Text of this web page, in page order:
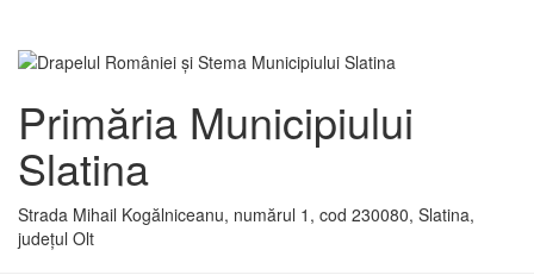
Primăria Municipiului
Slatina
Strada Mihail Kogălniceanu, numărul 1, cod 230080, Slatina,
județul Olt